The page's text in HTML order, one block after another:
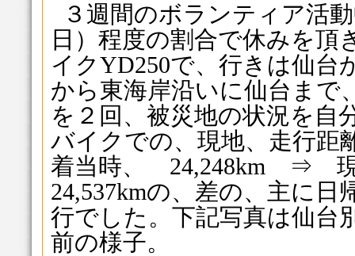
３週間のボランティア活
日）程度の割合で休みを頂
イクYD250で、行きは仙台
から東海岸沿いに仙台まで
を２回、被災地の状況を自
バイクでの、現地、走行距
着当時、 24,248km ⇒ 現
24,537kmの、差の、主に日
行でした。下記写真は仙台
前の様子。